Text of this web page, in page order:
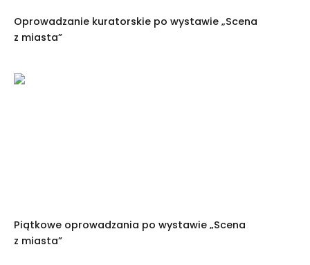
Oprowadzanie kuratorskie po wystawie „Scena
z miasta”
Piątkowe oprowadzania po wystawie „Scena
z miasta”